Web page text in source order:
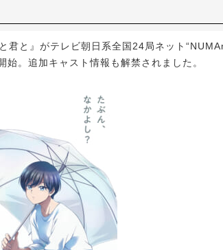
君と』がテレビ朝日系全国24局ネット
始。追加キャスト情報も解禁されました。